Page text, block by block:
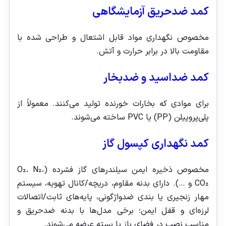
کمد ضدحریق آزمایشگاهی
مخصوص نگهداری مواد قابل اشتعال و طراحی شده با
مقاومت بالا در برابر حرارت و آتش.
کمد ضداسید و ضدبخار
برای موادی که بخارات خورنده تولید می‌کنند. معمولاً از
پلی‌پروپیلن (PP) یا PVC ساخته می‌شوند.
کمد نگهداری کپسول گاز
مخصوص ذخیره ایمن سیلندرهای گاز فشرده (O₂، N₂،
CO₂ و …). دارای بدنه مقاوم، دریچه/کانال تهویه، سیستم
مهار زنجیری یا بندی ضدواژگونی، پایه‌های ثابت/اتصالات
لرزه‌ای و قفل ایمن؛ برخی مدل‌ها با بدنه ضدحریق و